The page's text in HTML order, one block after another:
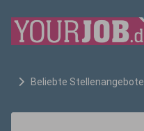
Beliebte Stellenangebote